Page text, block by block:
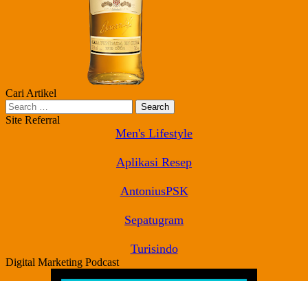
Cari Artikel
Search
for:
Site Referral
Men's Lifestyle
Aplikasi Resep
AntoniusPSK
Sepatugram
Turisindo
Digital Marketing Podcast